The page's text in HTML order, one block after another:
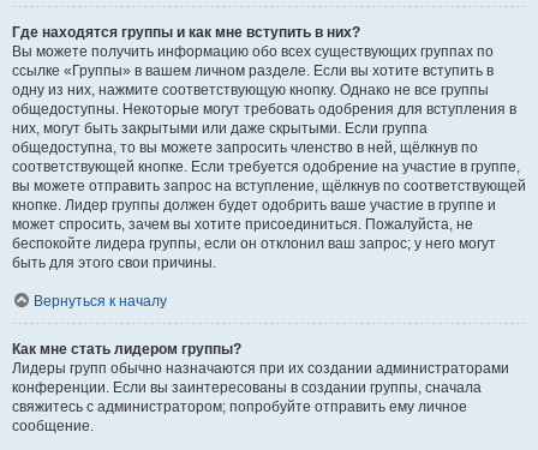
Где находятся группы и как мне вступить в них?
Вы можете получить информацию обо всех существующих группах по
ссылке «Группы» в вашем личном разделе. Если вы хотите вступить в
одну из них, нажмите соответствующую кнопку. Однако не все группы
общедоступны. Некоторые могут требовать одобрения для вступления в
них, могут быть закрытыми или даже скрытыми. Если группа
общедоступна, то вы можете запросить членство в ней, щёлкнув по
соответствующей кнопке. Если требуется одобрение на участие в группе,
вы можете отправить запрос на вступление, щёлкнув по соответствующей
кнопке. Лидер группы должен будет одобрить ваше участие в группе и
может спросить, зачем вы хотите присоединиться. Пожалуйста, не
беспокойте лидера группы, если он отклонил ваш запрос; у него могут
быть для этого свои причины.
Вернуться к началу
Как мне стать лидером группы?
Лидеры групп обычно назначаются при их создании администраторами
конференции. Если вы заинтересованы в создании группы, сначала
свяжитесь с администратором; попробуйте отправить ему личное
сообщение.